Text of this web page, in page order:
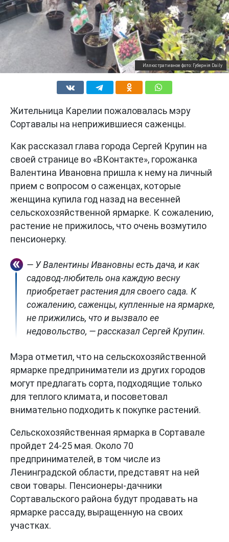
Иллюстративное фото: Губернiя Daily
Жительница Карелии пожаловалась мэру
Сортавалы на неприжившиеся саженцы.
Как рассказал глава города Сергей Крупин на
своей странице во «ВКонтакте», горожанка
Валентина Ивановна пришла к нему на личный
прием с вопросом о саженцах, которые
женщина купила год назад на весенней
сельскохозяйственной ярмарке. К сожалению,
растение не прижилось, что очень возмутило
пенсионерку.
— У Валентины Ивановны есть дача, и как
садовод-любитель она каждую весну
приобретает растения для своего сада. К
сожалению, саженцы, купленные на ярмарке,
не прижились, что и вызвало ее
недовольство, — рассказал Сергей Крупин.
Мэра отметил, что на сельскохозяйственной
ярмарке предприниматели из других городов
могут предлагать сорта, подходящие только
для теплого климата, и посоветовал
внимательно подходить к покупке растений.
Сельскохозяйственная ярмарка в Сортавале
пройдет 24-25 мая. Около 70
предпринимателей, в том числе из
Ленинградской области, представят на ней
свои товары. Пенсионеры-дачники
Сортавальского района будут продавать на
ярмарке рассаду, выращенную на своих
участках.